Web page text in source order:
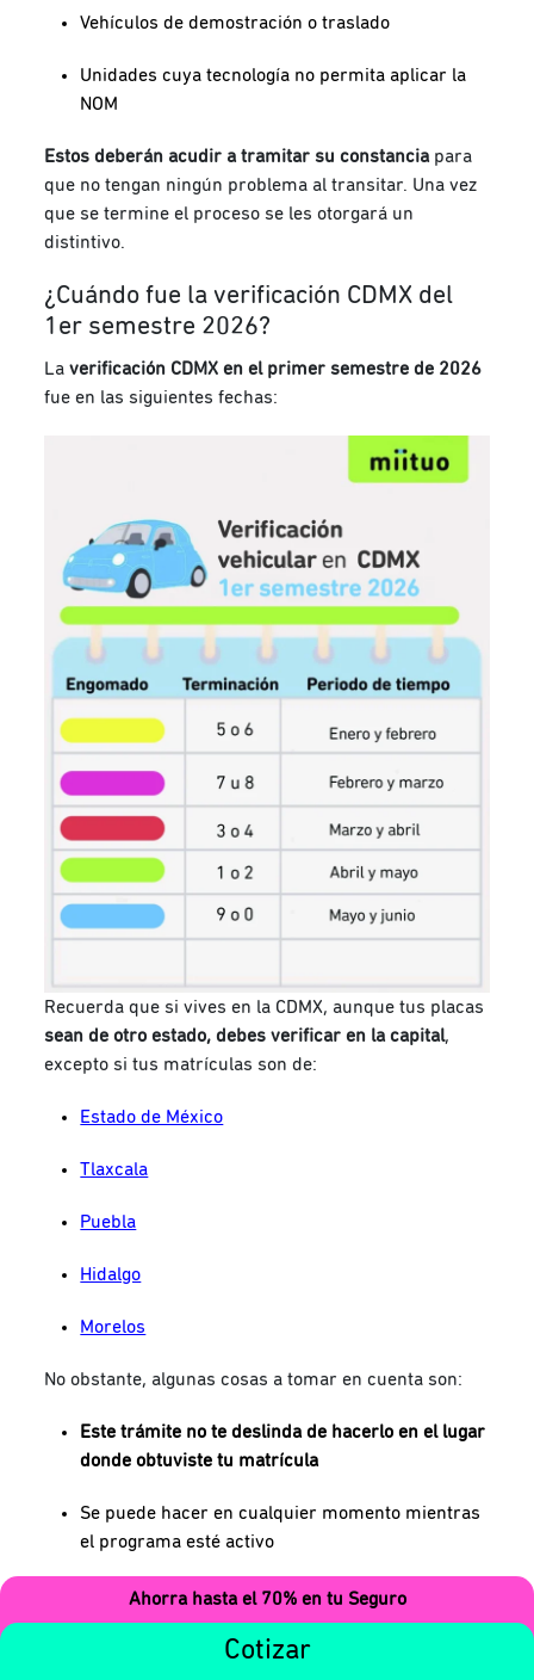
Ahorra hasta el 70% en tu Seguro
Cotizar
Vehículos de demostración o traslado
Unidades cuya tecnología no permita aplicar la
NOM
Estos deberán acudir a tramitar su constancia para
que no tengan ningún problema al transitar. Una vez
que se termine el proceso se les otorgará un
distintivo.
¿Cuándo fue la verificación CDMX del
1er semestre 2026?
Laverificación CDMX en el primer semestre de 2026
fue en las siguientes fechas:
Recuerda que si vives en la CDMX, aunque tus placas
sean de otro estado, debes verificar en la capital,
excepto si tus matrículas son de:
Estado de México
Tlaxcala
Puebla
Hidalgo
Morelos
No obstante, algunas cosas a tomar en cuenta son:
Este trámite no te deslinda de hacerlo en el lugar
donde obtuviste tu matrícula
Se puede hacer en cualquier momento mientras
el programa esté activo
Debes presentarlos mismos documentos que
cualquier vehículo con placas de la capital